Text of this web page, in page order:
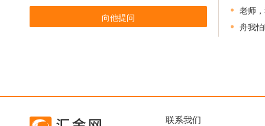
向他提问
老师
舟我
联系我们